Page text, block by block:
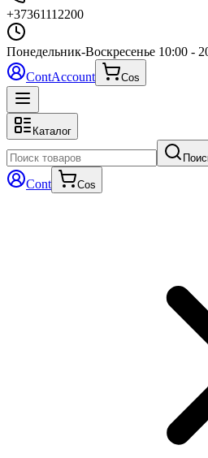
+37361112200
Понедельник-Воскресенье 10:00 -
ContAccount Cos
Каталог
Cont Cos